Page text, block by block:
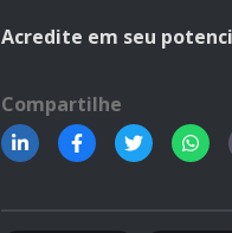
Acredite em seu
Compartilhe